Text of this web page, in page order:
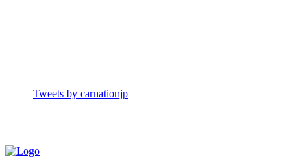
Tweets by carnationjp